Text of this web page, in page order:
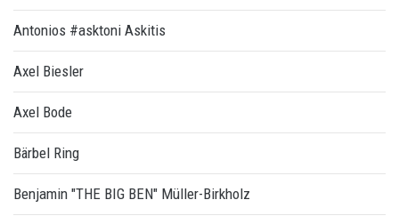
Antonios #asktoni Askitis
Axel Biesler
Axel Bode
Bärbel Ring
Benjamin "THE BIG BEN" Müller-Birkholz